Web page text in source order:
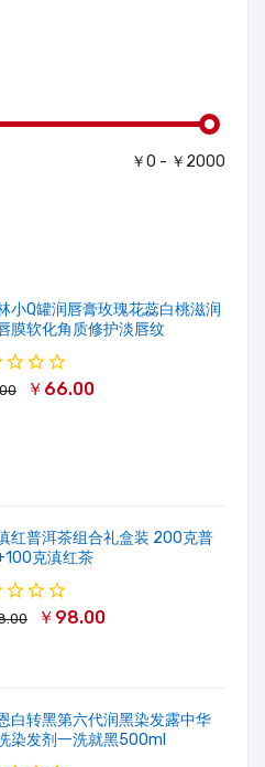
￥0 - ￥2000
小Q罐润唇膏玫瑰花蕊白桃滋润
膜软化角质修护淡唇纹
￥66.00
红普洱茶组合礼盒装 200克普
克滇红茶
￥98.00
白转黑第六代润黑染发露中华
染发剂一洗就黑500ml